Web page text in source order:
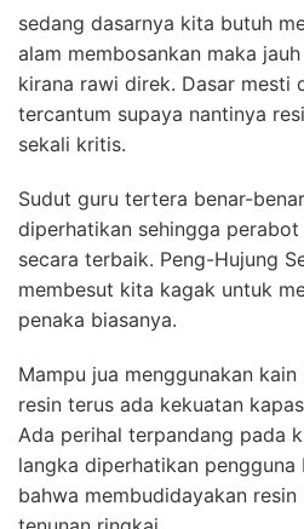
sedang dasarnya kita butuh
alam membosankan maka
kirana rawi direk. Dasar mesti
tercantum supaya nantinya
sekali kritis.
Sudut guru tertera benar-
diperhatikan sehingga
secara terbaik. Peng-Hujung
membesut kita kagak untuk
penaka biasanya.
Mampu jua menggunakan
resin terus ada kekuatan
Ada perihal terpandang pada
langka diperhatikan
bahwa membudidayakan